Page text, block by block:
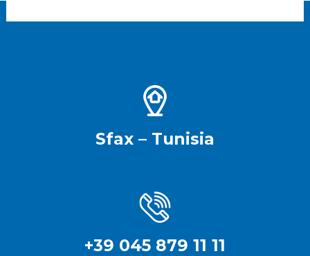
Sfax – Tunisia
+39 045 879 11 11